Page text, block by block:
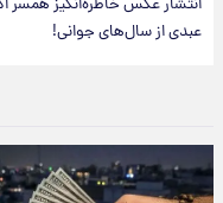
انتشار عکس خاطره‌انگیز همسر اکبر
عبدی از سال‌های جوانی!